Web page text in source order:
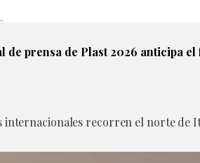
de prensa de Plast 2026 anticipa
internacionales recorren el norte de